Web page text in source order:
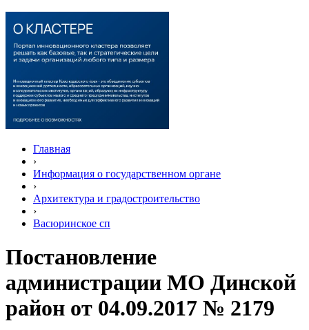
Главная
›
Информация о государственном органе
›
Архитектура и градостроительство
›
Васюринское сп
Постановление
администрации МО Динской
район от 04.09.2017 № 2179